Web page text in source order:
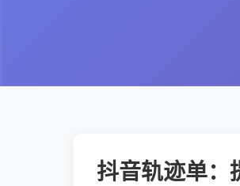
抖音轨迹单：